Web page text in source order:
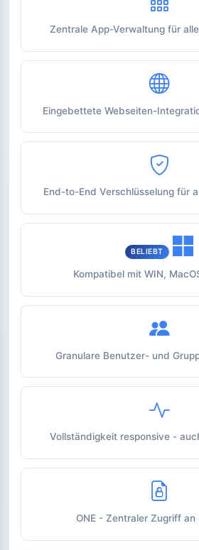
Zentrale App-Verwaltung für
Eingebettete Webseiten-
End-to-End Verschlüsselung für
BELIEBT
Kompatibel mit WIN,
Granulare Benutzer- und
Vollständigkeit responsive -
ONE - Zentraler Zugriff an